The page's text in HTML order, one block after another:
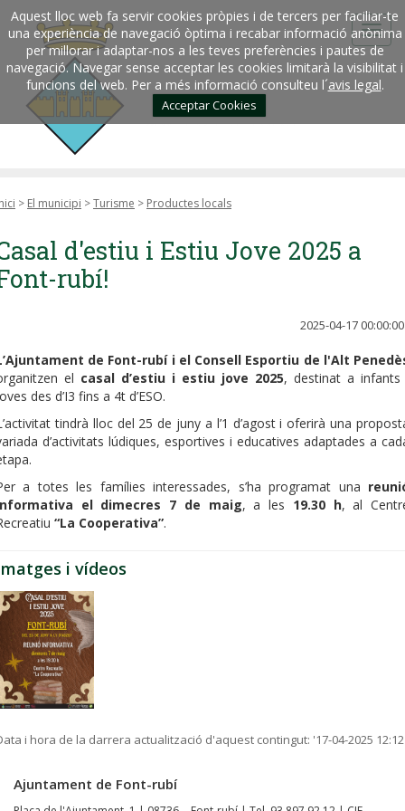
Aquest lloc web fa servir cookies pròpies i de tercers per faciliar-te
una experiència de navegació òptima i recabar informació anònima
per millorar i adaptar-nos a les teves preferències i pautes de
navegació. Navegar sense acceptar les cookies limitarà la visibilitat i
funcions del web. Per a més informació consulteu l´avis legal.
Acceptar Cookies
> El municipi >Turisme > Productes locals
d'estiu i Estiu Jove 2025 a
rubí!
2025-04-17 00:00:00
de Font-rubí i el Consell Esportiu de l'Alt
el casal d’estiu i estiu jove 2025, destinat a infants
des d’I3 fins a 4t d’ESO.
tindrà lloc del 25 de juny a l’1 d’agost i oferirà una
d’activitats lúdiques, esportives i educatives adaptades a
a totes les famílies interessades, s’ha programat una
el dimecres 7 de maig, a les 19.30 h, al
“La Cooperativa”.
i vídeos
i hora de la darrera actualització d'aquest contingut: '17-04-2025 12:12
Ajuntament de Font-rubí